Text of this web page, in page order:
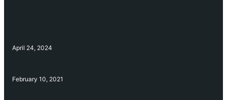
April 24, 2024
February 10, 2021